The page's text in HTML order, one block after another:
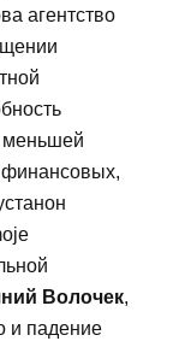
агентство
меньшей
финансовых,
Волочек,
и падение